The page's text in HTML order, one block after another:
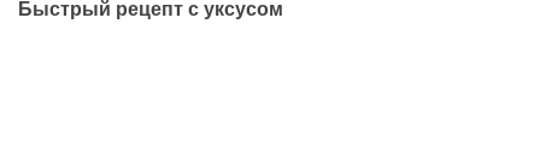
Быстрый рецепт с уксусом